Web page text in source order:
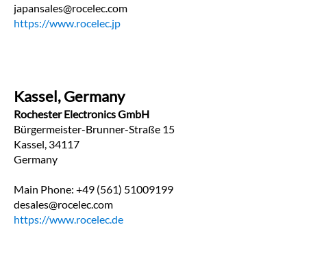
japansales@rocelec.com
https://www.rocelec.jp
Kassel, Germany
Rochester Electronics GmbH
Bürgermeister-Brunner-Straße 15
Kassel, 34117
Germany
Main Phone: +49 (561) 51009199
desales@rocelec.com
https://www.rocelec.de